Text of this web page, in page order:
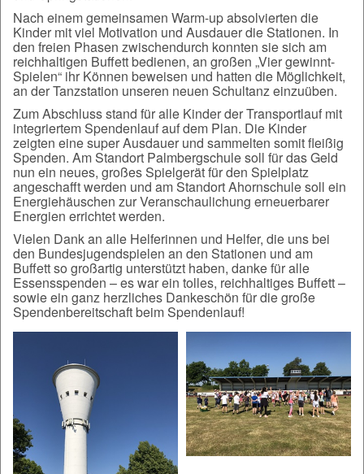
Nach einem gemeinsamen Warm-up absolvierten die
Kinder mit viel Motivation und Ausdauer die Stationen. In
den freien Phasen zwischendurch konnten sie sich am
reichhaltigen Buffett bedienen, an großen „Vier gewinnt-
Spielen“ ihr Können beweisen und hatten die Möglichkeit,
an der Tanzstation unseren neuen Schultanz einzuüben.
Zum Abschluss stand für alle Kinder der Transportlauf mit
integriertem Spendenlauf auf dem Plan. Die Kinder
zeigten eine super Ausdauer und sammelten somit fleißig
Spenden. Am Standort Palmbergschule soll für das Geld
nun ein neues, großes Spielgerät für den Spielplatz
angeschafft werden und am Standort Ahornschule soll ein
Energiehäuschen zur Veranschaulichung erneuerbarer
Energien errichtet werden.
Vielen Dank an alle Helferinnen und Helfer, die uns bei
den Bundesjugendspielen an den Stationen und am
Buffett so großartig unterstützt haben, danke für alle
Essensspenden – es war ein tolles, reichhaltiges Buffett –
sowie ein ganz herzliches Dankeschön für die große
Spendenbereitschaft beim Spendenlauf!